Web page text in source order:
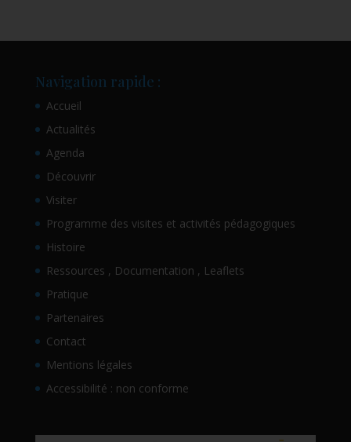
Navigation rapide :
Accueil
Actualités
Agenda
Découvrir
Visiter
Programme des visites et activités pédagogiques
Histoire
Ressources , Documentation , Leaflets
Pratique
Partenaires
Contact
Mentions légales
Accessibilité : non conforme